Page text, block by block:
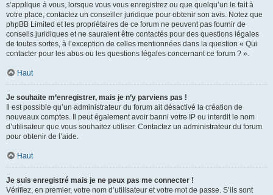
s’applique à vous, lorsque vous vous enregistrez ou que quelqu’un le fait à
votre place, contactez un conseiller juridique pour obtenir son avis. Notez que
phpBB Limited et les propriétaires de ce forum ne peuvent pas fournir de
conseils juridiques et ne sauraient être contactés pour des questions légales
de toutes sortes, à l’exception de celles mentionnées dans la question « Qui
contacter pour les abus ou les questions légales concernant ce forum ? ».
Haut
Je souhaite m’enregistrer, mais je n’y parviens pas !
Il est possible qu’un administrateur du forum ait désactivé la création de
nouveaux comptes. Il peut également avoir banni votre IP ou interdit le nom
d’utilisateur que vous souhaitez utiliser. Contactez un administrateur du forum
pour obtenir de l’aide.
Haut
Je suis enregistré mais je ne peux pas me connecter !
Vérifiez, en premier, votre nom d’utilisateur et votre mot de passe. S’ils sont